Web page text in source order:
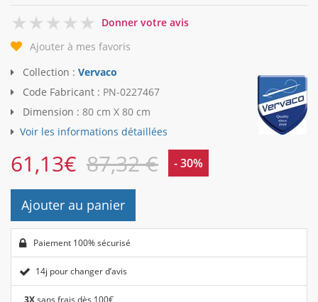
0
Donner votre avis
Ajouter à mes favoris
Collection : Vervaco
Code Fabricant : PN-0227467
Dimension : 80 cm X 80 cm
Voir les informations détaillées
61,13€ 87,32 € - 30%
Ajouter au panier
Paiement 100% sécurisé
14j pour changer d’avis
3Xsans frais dès 100€